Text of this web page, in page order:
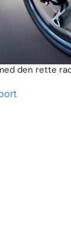
den rette